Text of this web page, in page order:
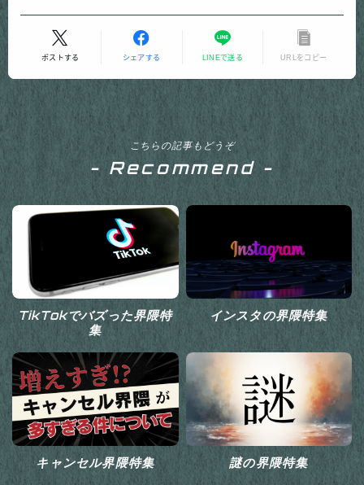
ポストする シェアする LINEで送る URLをコピー
こちらの記事もどうぞ
- Recommend -
TikTokでバズった界隈特
集
インスタの界隈特集
キャンセル界隈特集 謎の界隈特集